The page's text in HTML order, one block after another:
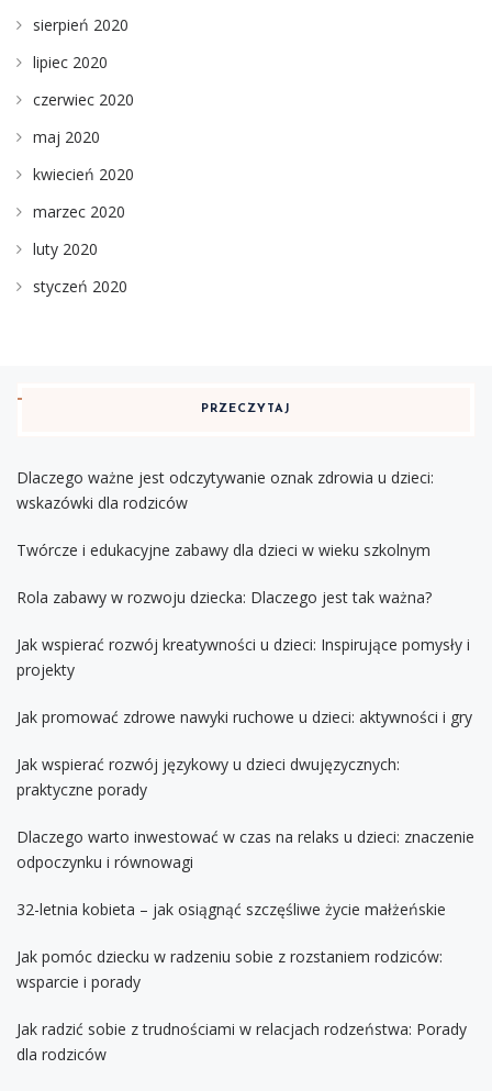
sierpień 2020
lipiec 2020
czerwiec 2020
maj 2020
kwiecień 2020
marzec 2020
luty 2020
styczeń 2020
PRZECZYTAJ
Dlaczego ważne jest odczytywanie oznak zdrowia u dzieci:
wskazówki dla rodziców
Twórcze i edukacyjne zabawy dla dzieci w wieku szkolnym
Rola zabawy w rozwoju dziecka: Dlaczego jest tak ważna?
Jak wspierać rozwój kreatywności u dzieci: Inspirujące pomysły i
projekty
Jak promować zdrowe nawyki ruchowe u dzieci: aktywności i gry
Jak wspierać rozwój językowy u dzieci dwujęzycznych:
praktyczne porady
Dlaczego warto inwestować w czas na relaks u dzieci: znaczenie
odpoczynku i równowagi
32-letnia kobieta – jak osiągnąć szczęśliwe życie małżeńskie
Jak pomóc dziecku w radzeniu sobie z rozstaniem rodziców:
wsparcie i porady
Jak radzić sobie z trudnościami w relacjach rodzeństwa: Porady
dla rodziców